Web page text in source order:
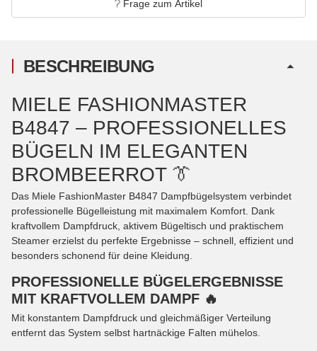
Frage zum Artikel
BESCHREIBUNG
MIELE FASHIONMASTER
B4847 – PROFESSIONELLES
BÜGELN IM ELEGANTEN
BROMBEERROT 👔
Das Miele FashionMaster B4847 Dampfbügelsystem verbindet
professionelle Bügelleistung mit maximalem Komfort. Dank
kraftvollem Dampfdruck, aktivem Bügeltisch und praktischem
Steamer erzielst du perfekte Ergebnisse – schnell, effizient und
besonders schonend für deine Kleidung.
PROFESSIONELLE BÜGELERGEBNISSE
MIT KRAFTVOLLEM DAMPF 🔥
Mit konstantem Dampfdruck und gleichmäßiger Verteilung
entfernt das System selbst hartnäckige Falten mühelos.